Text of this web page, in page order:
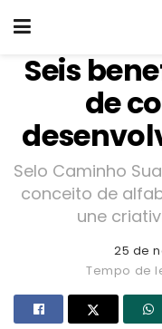
Seis
de
Selo Caminho
conceito de
une
25 de
Tempo de